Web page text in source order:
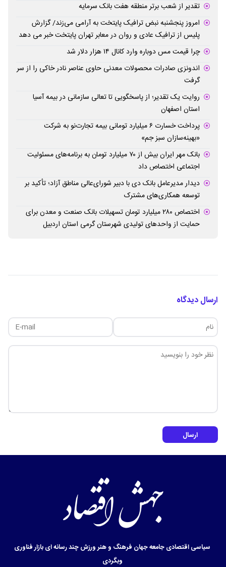
تقدیر از شعب برتر منطقه هفت بانک سرمایه
امروز پنجشنبه نبض ترافیک پایتخت به آرامی می‌زند/ گزارش
پلیس از ترافیک عادی و روان در معابر تهران پایتخت خبر می دهد
چرا قیمت مس دوباره وارد کانال ۱۴ هزار دلار شد
اندونزی صادرات محصولات معدنی حاوی عناصر نادر خاکی را از سر
گرفت
روایت یک تقدیر؛ از پاسخگویی تا تعالی سازمانی در بیمه آسیا
استان اصفهان
پرداخت خسارت ۶ میلیارد تومانی بیمه تجارت‌نو به شرکت
«بهینه‌سازان سبز جم»
بانک مهر ایران بیش از ۷۰ میلیارد تومان به برنامه‌های مسئولیت
اجتماعی اختصاص داد
دیدار مدیرعامل بانک دی با دبیر شورای‌عالی مناطق آزاد؛ تأکید بر
توسعه همکاری‌های مشترک
اختصاص ۲۸۰ میلیارد تومان تسهیلات بانک صنعت و معدن برای
حمایت از واحدهای تولیدی شهرستان گرمی استان اردبیل
ارسال دیدگاه
ارسال
سیاسیاقتصادیجامعهجهان فرهنگ و هنرورزشچند رسانه ایبازارفناوری
وبگردی